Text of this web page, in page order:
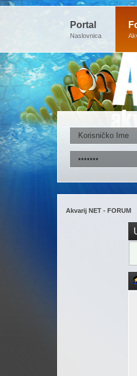
Portal
Naslovnica
Akvarij NET - FORUM